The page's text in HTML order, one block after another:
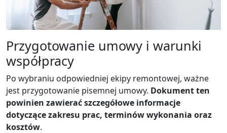
Przygotowanie umowy i warunki
współpracy
Po wybraniu odpowiedniej ekipy remontowej, ważne
jest przygotowanie pisemnej umowy. Dokument ten
powinien zawierać szczegółowe informacje
dotyczące zakresu prac, terminów wykonania oraz
kosztów.